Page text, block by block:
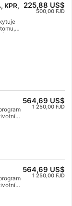
KPR,
225,88 US$
500,00 FJD
564,69 US$
1 250,00 FJD
564,69 US$
1 250,00 FJD